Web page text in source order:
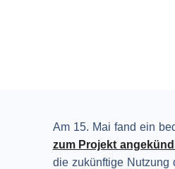
Am 15. Mai fand ein
zum Projekt
die zukünftige Nutzung